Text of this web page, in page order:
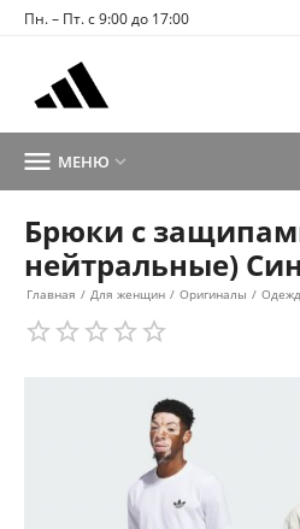
Пн. – Пт. с 9:00 до 17:00
 МЕНЮ 
Брюки с
нейтральные)
Главная / Для женщин / Оригиналы /